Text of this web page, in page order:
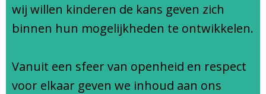
Ondersteuningsprofiel
wij willen kinderen de kans geven zich
binnen hun mogelijkheden te ontwikkelen.
Vanuit een sfeer van openheid en respect
voor elkaar geven we inhoud aan ons